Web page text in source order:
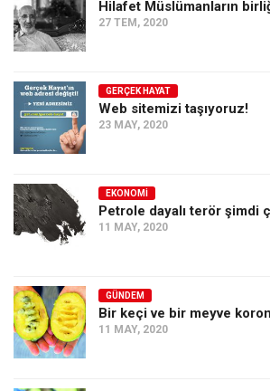
Ekonomi
Spor
Manzara
Sağlık
Gıda-Beslenme
Türkiye
Siyaset
Avrupa
Asya
Hilafet Müslümanların
27 TEM, 2020
GERÇEK HAYAT
Web sitemizi taşıyoruz!
23 MAY, 2020
EKONOMI
Petrole dayalı terör şimdi
11 MAY, 2020
GÜNDEM
Bir keçi ve bir meyve
11 MAY, 2020